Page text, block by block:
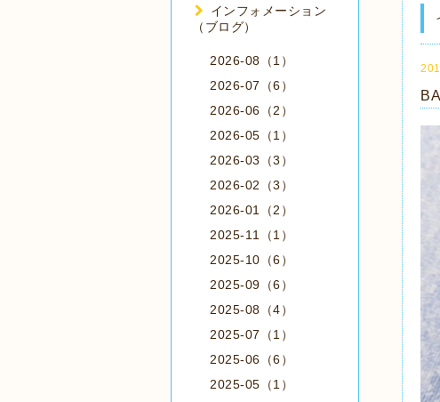
インフォメーション
（ブログ）
2026-08（1）
2026-07（6）
2026-06（2）
2026-05（1）
2026-03（3）
2026-02（3）
2026-01（2）
2025-11（1）
2025-10（6）
2025-09（6）
2025-08（4）
2025-07（1）
2025-06（6）
2025-05（1）